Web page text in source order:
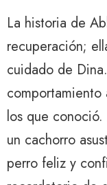
La historia de
recuperación;
cuidado de
los que
un cachorro
perro feliz y